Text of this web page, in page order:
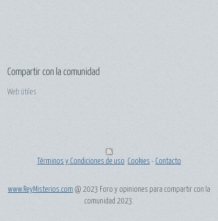
Compartir con la comunidad
Web útiles
Términos y Condiciones de uso Cookies - Contacto
www.ReyMisterios.com @ 2023 Foro y opiniones para compartir con la
comunidad 2023.